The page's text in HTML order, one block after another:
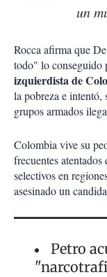
un
Rocca afirma que
todo" lo conseguido
izquierdista de
la pobreza e
grupos armados
Colombia vive su
frecuentes atentados
selectivos en
asesinado un
Petro